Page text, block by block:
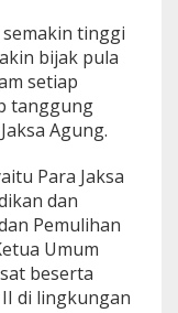
tinggi
bijak pula
setiap
tanggung
Agung.
Para Jaksa
dan
Pemulihan
Umum
beserta
di lingkungan